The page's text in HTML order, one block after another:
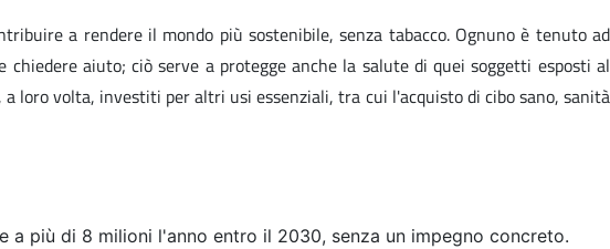
a rendere il mondo più sostenibile, senza tabacco. Ognuno è tenuto ad
aiuto; ciò serve a protegge anche la salute di quei soggetti esposti al
loro volta, investiti per altri usi essenziali, tra cui l'acquisto di cibo sano, sanità
a più di 8 milioni l'anno entro il 2030, senza un impegno concreto.